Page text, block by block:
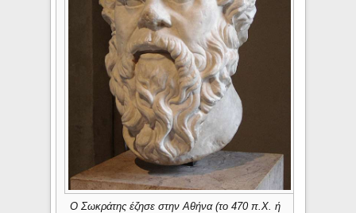
Ο Σωκράτης έζησε στην Αθήνα (το 470 π.Χ. ή